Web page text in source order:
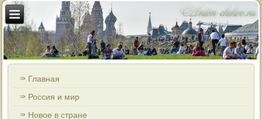
Главная
Россия и мир
Новое в стране